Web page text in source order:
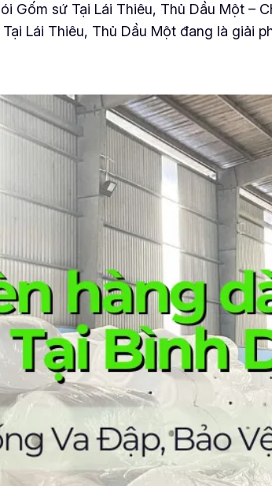
Gốm sứ Tại Lái Thiêu, Thủ Dầu Một –
Lái Thiêu, Thủ Dầu Một đang là giải